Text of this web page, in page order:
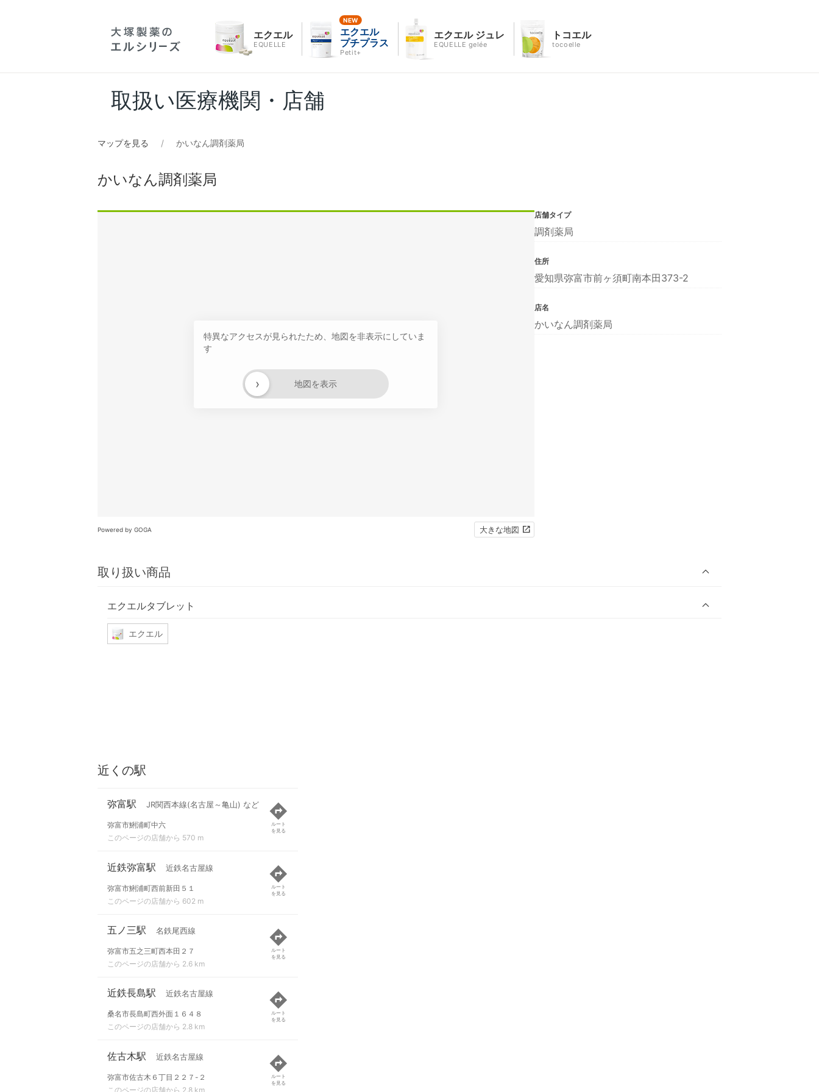
エクエル
EQUELLE
エクエル
プチプラス
Petit+
エクエル ジュレ
EQUELLE gelée
トコエル
tocoelle
取扱い医療機関・店舗
マップを見る かいなん調剤薬局
かいなん調剤薬局
特異なアクセスが見られたため、地図を非表示にしていま
す
地図を表示
›
Powered by GOGA 大きな地図
取り扱い商品
エクエルタブレット
エクエル
店舗タイプ
調剤薬局
住所
愛知県弥富市前ヶ須町南本田373-2
店名
かいなん調剤薬局
近くの駅
弥富駅 JR関西本線(名古屋～亀山) など
弥富市鯏浦町中六
このページの店舗から 570 m
ルート
を見る
近鉄弥富駅 近鉄名古屋線
弥富市鯏浦町西前新田５１
このページの店舗から 602 m
ルート
を見る
五ノ三駅 名鉄尾西線
弥富市五之三町西本田２７
このページの店舗から 2.6 km
ルート
を見る
近鉄長島駅 近鉄名古屋線
桑名市長島町西外面１６４８
このページの店舗から 2.8 km
ルート
を見る
佐古木駅 近鉄名古屋線
弥富市佐古木６丁目２２７-２
このページの店舗から 2.8 km
ルート
を見る